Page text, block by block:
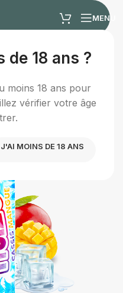
de 18 ans ?
moins 18 ans pour
vérifier votre âge
J'AI MOINS DE 18 ANS
MENU